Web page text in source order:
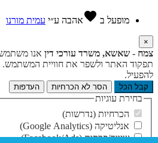
מופעל ב favoriteאהבה ע״י עמית מורנו
×
צמח - שאשא, משרד עורכי דין אנו
תפקוד האתר ולשפר את חוויית המשתמש.
להפעיל.
קבל הכל הסר לא הכרחיות העדפות
בחירת עוגיות
הכרחיות (נדרשות)
אנליטיקה (Google Analytics)
שיווק/פרסום (Facebook/Ads)